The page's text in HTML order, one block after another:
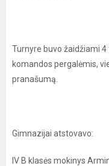
Turnyre buvo žaidžiami
komandos pergalėmis,
pranašumą.
Gimnazijai atstovavo:
IV B klasės mokinys